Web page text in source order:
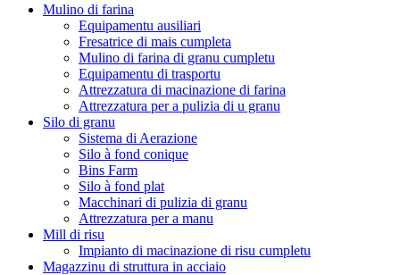
Mulino di farina
Equipamentu ausiliari
Fresatrice di mais cumpleta
Mulino di farina di granu cumpletu
Equipamentu di trasportu
Attrezzatura di macinazione di farina
Attrezzatura per a pulizia di u granu
Silo di granu
Sistema di Aerazione
Silo à fond conique
Bins Farm
Silo à fond plat
Macchinari di pulizia di granu
Attrezzatura per a manu
Mill di risu
Impianto di macinazione di risu cumpletu
Magazzinu di struttura in acciaio